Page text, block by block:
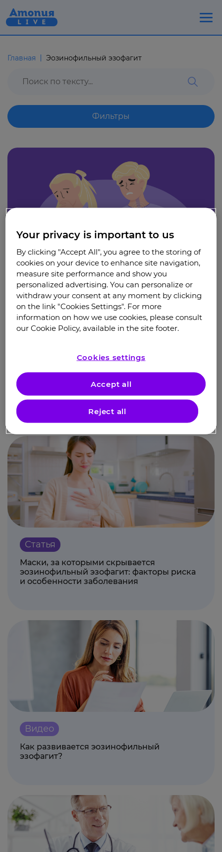
Главная Эозинофильный эзофагит
Эозинофильный эзофагит
Дискомфорт в области пищевода и
проблемы с проглатыванием пищи
могут быть проявлением не только
Узнайте подробнее, почему
возникает эозинофильный
эзофагит, как он развивается
и как взять заболевание под
контроль
Фильтры
Статья
Маски, за которыми скрывается
эозинофильный эзофагит: факторы риска
и особенности заболевания
Видео
Как развивается эозинофильный
эзофагит?
Your privacy is important to us
By clicking "Accept All", you agree to the storing of
cookies on your device to enhance site navigation,
measure site performance and show you
personalized advertising. You can personalize or
withdraw your consent at any moment by clicking
on the link "Cookies Settings". For more
information on how we use cookies, please consult
our Cookie Policy, available in the site footer.
Cookies settings
Reject all
Accept all